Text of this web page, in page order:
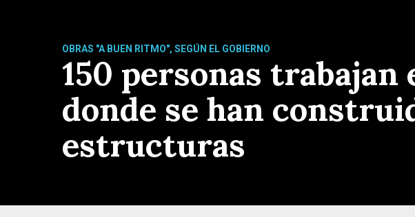
OBRAS "A BUEN RITMO", SEGÚN EL GOBIERNO
150 personas trabajan
donde se han
estructuras